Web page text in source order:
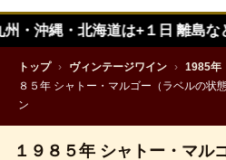
海道は+１日 離島などは更に+
トップ › ヴィンテージワイン › 1985年
８５年 シャトー・マルゴー（ラベルの状
ン
１９８５年 シャトー・マル